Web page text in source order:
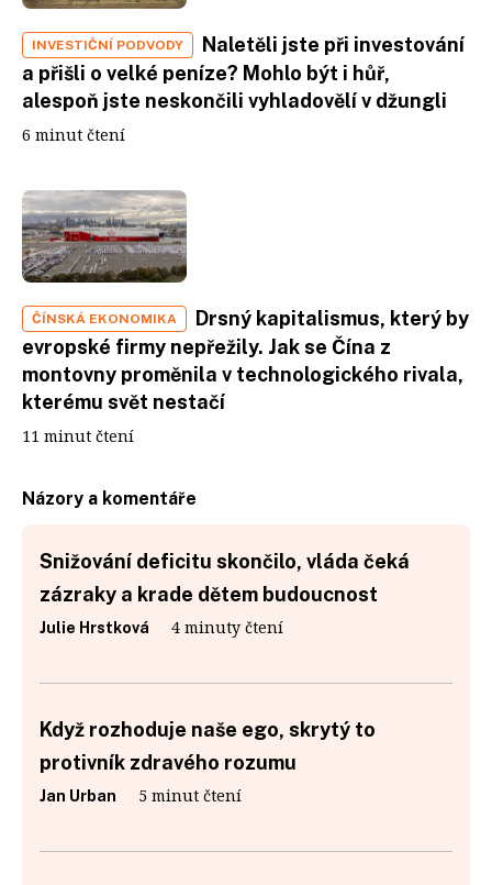
INVESTIČNÍ PODVODY
Naletěli jste při investování
a přišli o velké peníze? Mohlo být i hůř,
alespoň jste neskončili vyhladovělí v džungli
6 minut čtení
ČÍNSKÁ EKONOMIKA
Drsný kapitalismus, který by
evropské firmy nepřežily. Jak se Čína z
montovny proměnila v technologického rivala,
kterému svět nestačí
11 minut čtení
Názory a komentáře
Snižování deficitu skončilo, vláda čeká
zázraky a krade dětem budoucnost
Julie Hrstková 4 minuty čtení
Když rozhoduje naše ego, skrytý to
protivník zdravého rozumu
Jan Urban 5 minut čtení